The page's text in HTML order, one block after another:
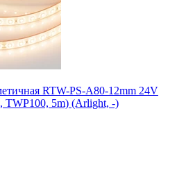
RTW-PS-A80-12mm 24V
TWP100, 5m) (Arlight, -)